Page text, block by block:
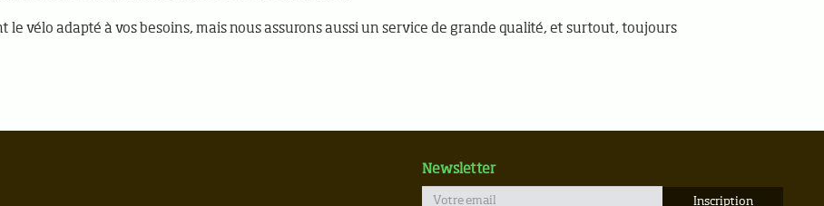
le vélo adapté à vos besoins, mais nous assurons aussi un service de grande qualité, et surtout, toujours
Newsletter